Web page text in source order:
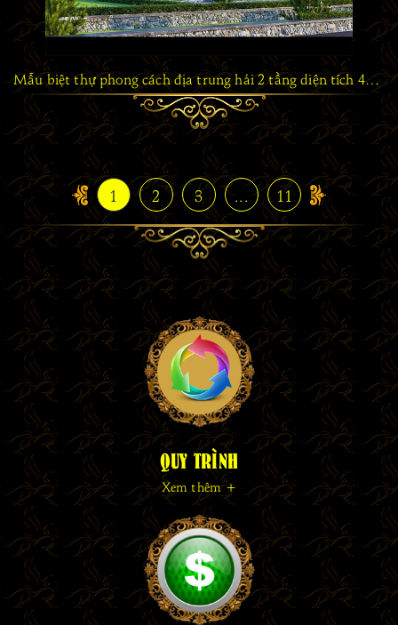
Mẫu biệt thự phong cách địa trung hải 2 tầng diện tích 430m2 vô cùng ấn tượng
1 2 3 ... 11
QUY TRÌNH
Xem thêm +